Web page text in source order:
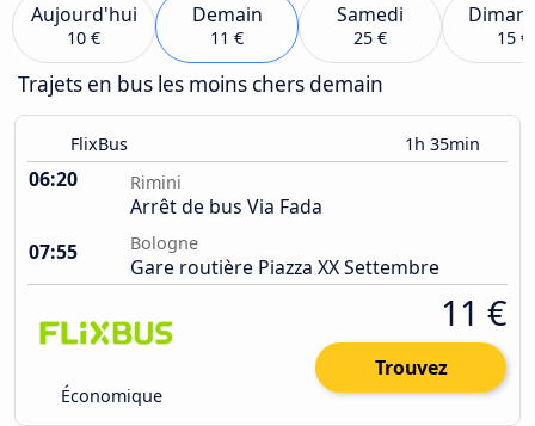
Aujourd'hui
10 €
Demain
11 €
Samedi
25 € 15 €
Trajets en bus les moins chers demain
FlixBus 1h 35min
06:20 Rimini
Arrêt de bus Via Fada
07:55
Bologne
Gare routière Piazza XX Settembre
Économique
11 €
Trouvez